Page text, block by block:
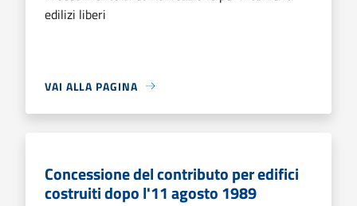
edilizi liberi
VAI ALLA PAGINA
Concessione del contributo per edifici
costruiti dopo l'11 agosto 1989